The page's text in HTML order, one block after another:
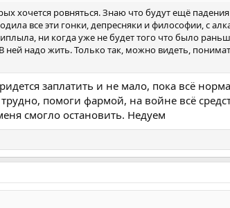
хочется ровняться. Знаю что будут ещё
все эти гонки, депресняки и философии, с
ни когда уже не будет того что было
ней надо жить. Только так, можно видеть,
заплатить и не мало, пока всё
помоги фармой, на войне всё
смогло остановить. Недуем